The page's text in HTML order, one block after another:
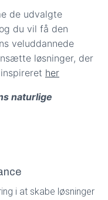
de udvalgte
du vil få den
veluddannede
løsninger, der
her
naturlige
i at skabe løsninger